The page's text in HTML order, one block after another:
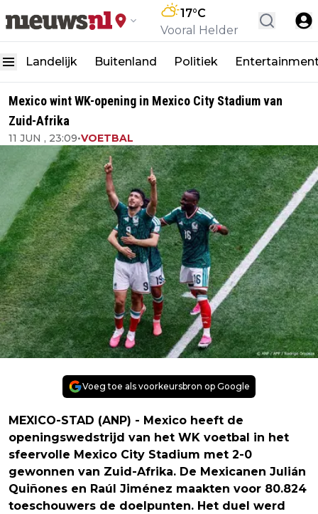
17°C
Vooral Helder
Landelijk Buitenland Politiek
Mexico wint WK-opening in Mexico City Stadium van
Zuid-Afrika
11 JUN , 23:09•VOETBAL
Voeg toe als voorkeursbron op Google
MEXICO-STAD (ANP) - Mexico heeft de
openingswedstrijd van het WK voetbal in het
sfeervolle Mexico City Stadium met 2-0
gewonnen van Zuid-Afrika. De Mexicanen Julián
Quiñones en Raúl Jiménez maakten voor 80.824
toeschouwers de doelpunten. Het duel werd